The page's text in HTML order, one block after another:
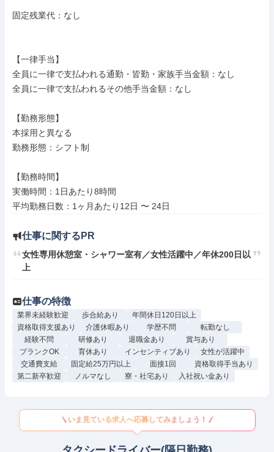
固定残業代：なし
【一律手当】
全員に一律で支払われる通勤・皆勤・家族手当金額：なし
全員に一律で支払われるその他手当金額：なし
【勤務形態】
本採用と異なる
勤務形態：シフト制
【勤務時間】
実働時間：1日あたり8時間
仕事に関するPR
女性専用休憩室・シャワー室有／女性活躍中／年休200日以
上
仕事の特徴
業界未経験歓迎 歩合給あり
年間休日120日以上
資格取得支援あり
介護休暇あり 学歴不問
転勤なし
経験不問
研修あり 退職金あり
賞与あり
ブランクOK
育休あり インセンティブあり
女性が活躍中
交通費支給
固定給25万円以上 面接1回
資格取得手当あり
第二新卒歓迎
ノルマなし 寮・社宅あり 入社祝い金あり
いま見ている求人へ応募してみましょう！